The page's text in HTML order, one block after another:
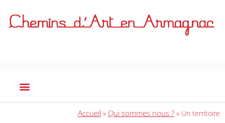
Accueil » Qui sommes nous ? » Un territoire